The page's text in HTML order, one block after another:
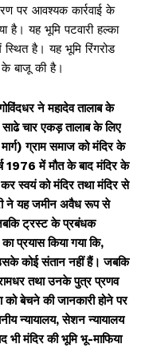
पर आवश्यक कार्रवाई के
है। यह भूमि पटवारी हल्का
है। यह भूमि रिंगरोड
बाजू की है।
ने महादेव तालाब के
चार एकड़ तालाब के लिए
ग्राम समाज को मंदिर के
1976 में मौत के बाद मंदिर के
स्वयं को मंदिर तथा मंदिर से
ने यह जमीन अवैध रूप से
ट्रस्ट के प्रबंधक
प्रयास किया गया कि,
उसके कोई संतान नहीं हैं। जबकि
तथा उनके पुत्र प्रणव
को बेचने की जानकारी होने पर
न्यायालय, सेशन न्यायालय
मंदिर की भूमि भू-माफिया